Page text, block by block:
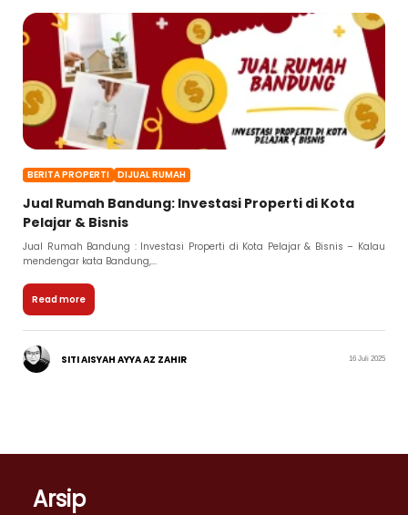
BERITA PROPERTI DIJUAL RUMAH
Jual Rumah Bandung: Investasi Properti di Kota
Pelajar & Bisnis
Jual Rumah Bandung : Investasi Properti di Kota Pelajar & Bisnis – Kalau
mendengar kata Bandung,...
Read more
SITI AISYAH AYYA AZ ZAHIR 16 Juli 2025
Arsip